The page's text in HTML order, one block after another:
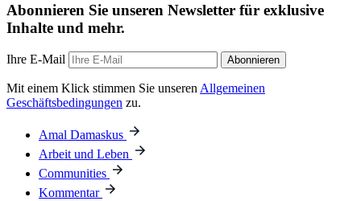
Abonnieren Sie unseren Newsletter für exklusive
Inhalte und mehr.
Ihre E-Mail Abonnieren
Mit einem Klick stimmen Sie unseren Allgemeinen
Geschäftsbedingungen zu.
Amal Damaskus
Arbeit und Leben
Communities
Kommentar